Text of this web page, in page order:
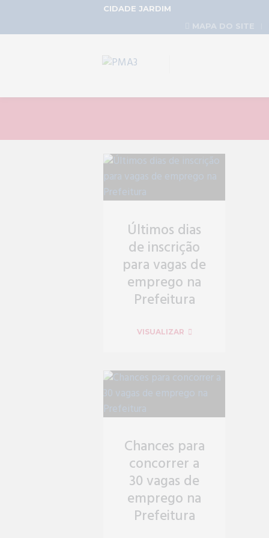
CIDADE JARDIM
MAPA DO SITE
Últimos dias
de inscrição
para vagas de
emprego na
Prefeitura
VISUALIZAR
Chances para
concorrer a
30 vagas de
emprego na
Prefeitura